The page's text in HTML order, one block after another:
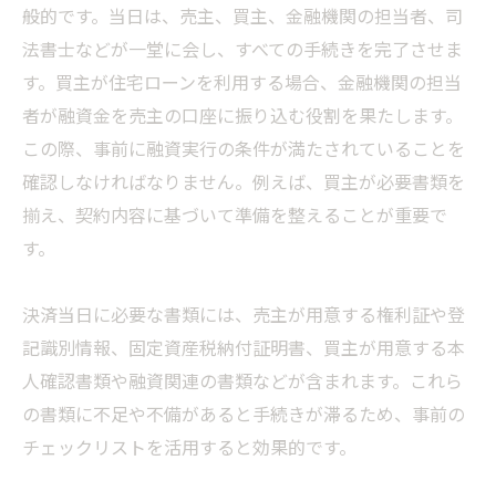
般的です。当日は、売主、買主、金融機関の担当者、司
法書士などが一堂に会し、すべての手続きを完了させま
す。買主が住宅ローンを利用する場合、金融機関の担当
者が融資金を売主の口座に振り込む役割を果たします。
この際、事前に融資実行の条件が満たされていることを
確認しなければなりません。例えば、買主が必要書類を
揃え、契約内容に基づいて準備を整えることが重要で
す。
決済当日に必要な書類には、売主が用意する権利証や登
記識別情報、固定資産税納付証明書、買主が用意する本
人確認書類や融資関連の書類などが含まれます。これら
の書類に不足や不備があると手続きが滞るため、事前の
チェックリストを活用すると効果的です。